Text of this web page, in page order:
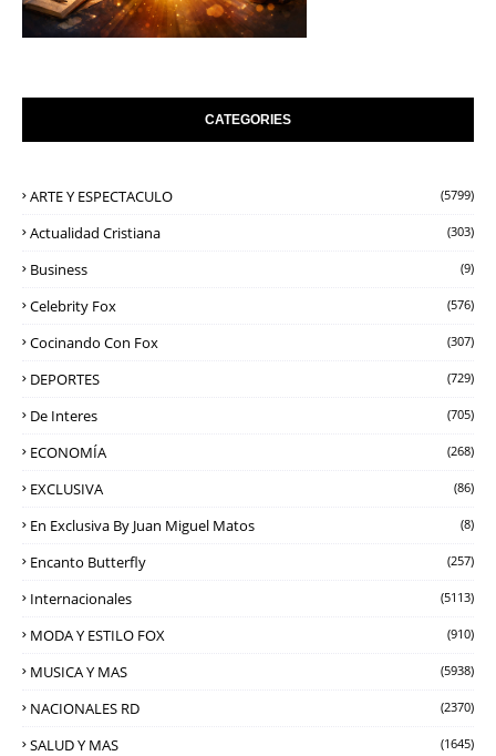
CATEGORIES
ARTE Y ESPECTACULO (5799)
Actualidad Cristiana (303)
Business (9)
Celebrity Fox (576)
Cocinando Con Fox (307)
DEPORTES (729)
De Interes (705)
ECONOMÍA (268)
EXCLUSIVA (86)
En Exclusiva By Juan Miguel Matos (8)
Encanto Butterfly (257)
Internacionales (5113)
MODA Y ESTILO FOX (910)
MUSICA Y MAS (5938)
NACIONALES RD (2370)
SALUD Y MAS (1645)